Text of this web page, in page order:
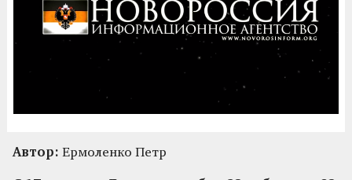
Автор: Ермоленко Петр